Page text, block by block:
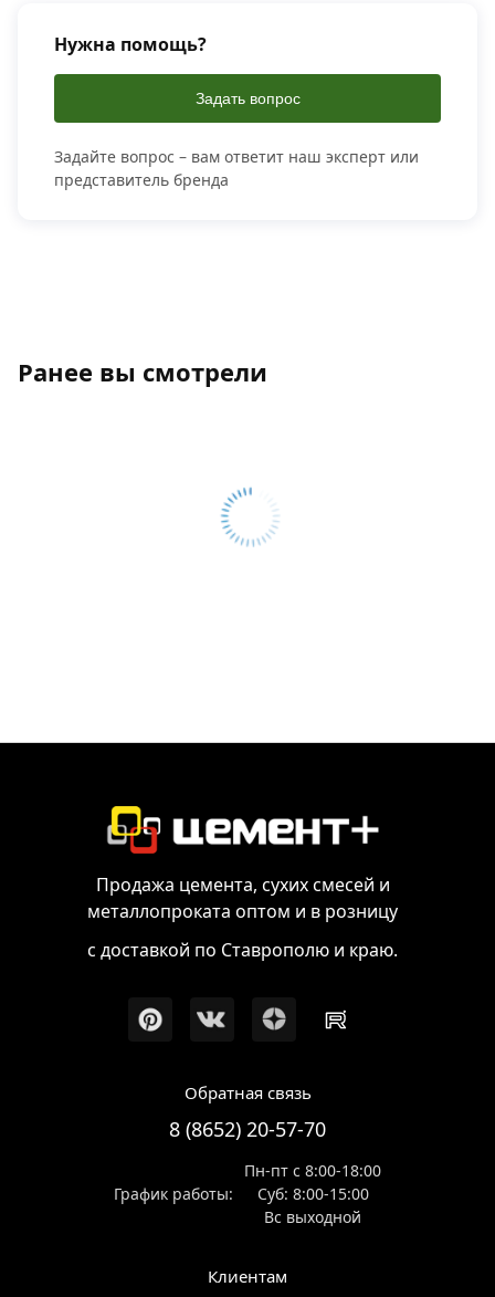
Нужна помощь?
Задать вопрос
Задайте вопрос – вам ответит наш эксперт или
представитель бренда
Ранее вы смотрели
Продажа цемента, сухих смесей и
металлопроката оптом и в розницу
с доставкой по Ставрополю и краю.
Обратная связь
8 (8652) 20-57-70
График работы:
Пн-пт с 8:00-18:00
Суб: 8:00-15:00
Вс выходной
Клиентам